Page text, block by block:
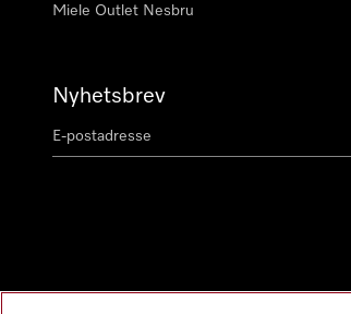
Miele Outlet Nesbru
Nyhetsbrev